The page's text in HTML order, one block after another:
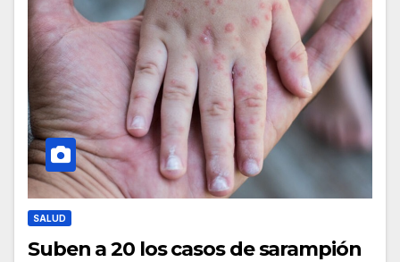
SALUD
Suben a 20 los casos de sarampión